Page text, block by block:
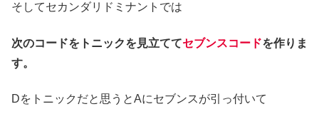
そしてセカンダリドミナントでは
次のコードをトニックを見立ててセブンスコードを作りま
す。
Dをトニックだと思うとAにセブンスが引っ付いて